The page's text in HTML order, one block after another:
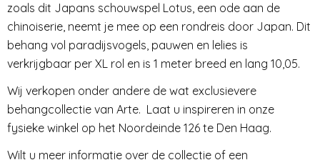
zoals dit Japans schouwspel Lotus, een ode aan de
chinoiserie, neemt je mee op een rondreis door Japan. Dit
behang vol paradijsvogels, pauwen en lelies is
verkrijgbaar per XL rol en is 1 meter breed en lang 10,05.
Wij verkopen onder andere de wat exclusievere
behangcollectie van Arte. Laat u inspireren in onze
fysieke winkel op het Noordeinde 126 te Den Haag.
Wilt u meer informatie over de collectie of een